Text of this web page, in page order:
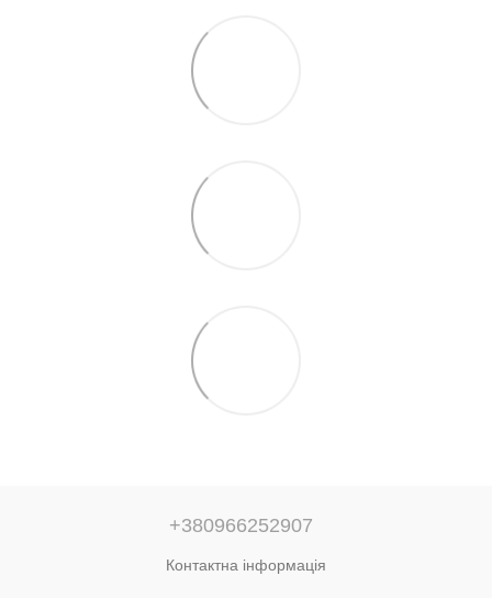
+380966252907
Контактна інформація